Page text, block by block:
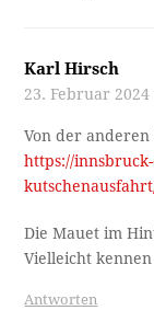
Karl Hirsch
23. Februar
Von der anderen
https://
Die Mauet im
Vielleicht
Antworten